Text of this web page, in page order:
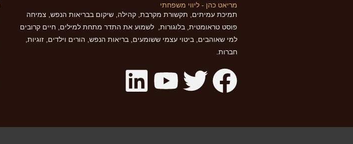
מריאט כהן - ליווי משפחתי
תמיכת עמיתים, תקשורת מקרבת, קהילה, שיקום בבריאות הנפש, צמיחה
פוסט טראומטית, בלוגורות, לשמוע את התדר מתחת למילים, חיים קרובים
למי שאוהבים, ביטוי עצמי ששומעים, בריאות הנפש, הורים וילדים, זוגיות,
חברות.